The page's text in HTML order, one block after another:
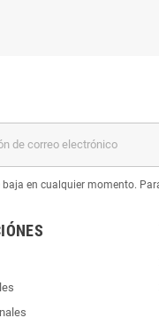
baja en cualquier momento.